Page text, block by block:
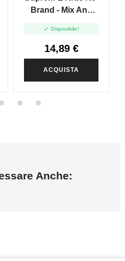
Brand - Mix And
 Disponibile!
14,89 €
ACQUISTA
Anche: